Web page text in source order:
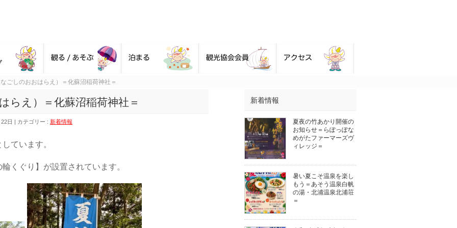
ごしのおおはらえ）＝化蘇沼稲荷神社＝
らえ）＝化蘇沼稲荷神社＝
日 カテゴリー : 新着情報
ています。
くぐり】が設置されています。
新着情報
夏夜の竹あかり開催の
お知らせ＝らぽっぽな
めがたファーマーズヴ
ィレッジ＝
暑い夏こそ温泉を楽し
もう＝あそう温泉白帆
の湯・北浦温泉北浦荘
＝